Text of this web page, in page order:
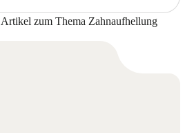
zum Thema Zahnaufhellung